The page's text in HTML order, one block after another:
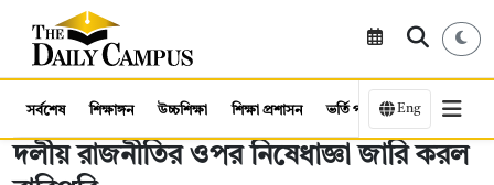
সর্বশেষ শিক্ষাঙ্গন উচ্চশিক্ষা শিক্ষা প্রশাসন ভর্তি পরীক্ষা কর্মসংস্থান
Eng
দলীয় রাজনীতির ওপর নিষেধাজ্ঞা জারি করল